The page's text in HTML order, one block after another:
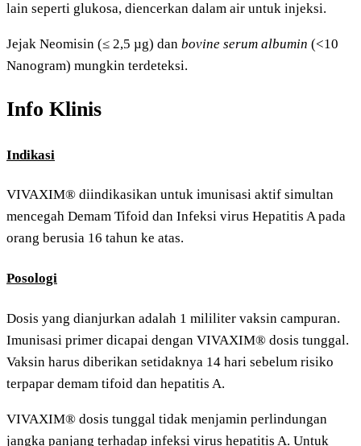
lain seperti glukosa, diencerkan dalam air untuk injeksi.
Jejak Neomisin (≤ 2,5 µg) dan bovine serum albumin (<10
Nanogram) mungkin terdeteksi.
Info Klinis
Indikasi
VIVAXIM® diindikasikan untuk imunisasi aktif simultan
mencegah Demam Tifoid dan Infeksi virus Hepatitis A pada
orang berusia 16 tahun ke atas.
Posologi
Dosis yang dianjurkan adalah 1 mililiter vaksin campuran.
Imunisasi primer dicapai dengan VIVAXIM® dosis tunggal.
Vaksin harus diberikan setidaknya 14 hari sebelum risiko
terpapar demam tifoid dan hepatitis A.
VIVAXIM® dosis tunggal tidak menjamin perlindungan
jangka panjang terhadap infeksi virus hepatitis A. Untuk